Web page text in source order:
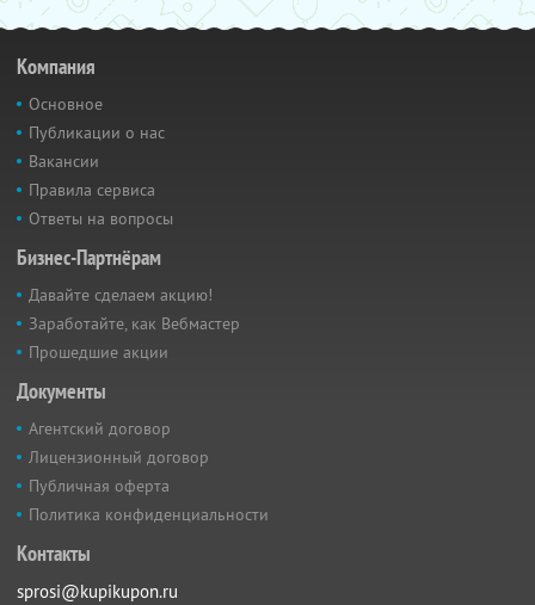
Компания
Основное
Публикации о нас
Вакансии
Правила сервиса
Ответы на вопросы
Бизнес-Партнёрам
Давайте сделаем акцию!
Заработайте, как Вебмастер
Прошедшие акции
Документы
Агентский договор
Лицензионный договор
Публичная оферта
Политика конфиденциальности
Контакты
sprosi@kupikupon.ru